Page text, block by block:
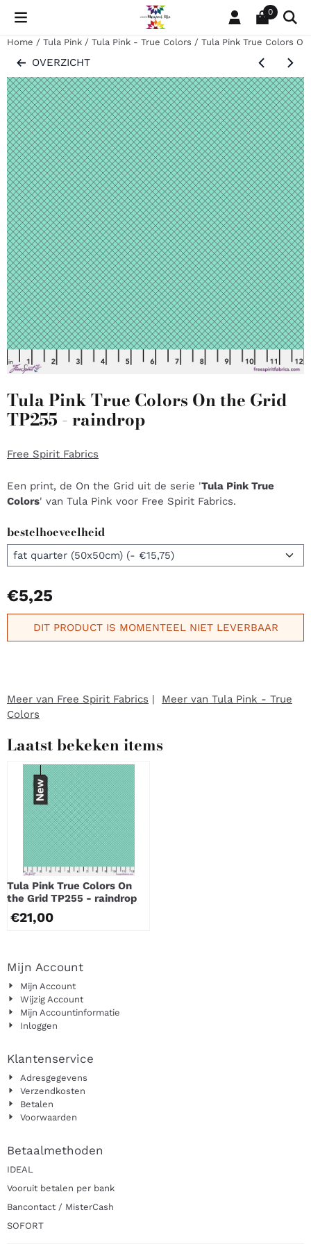
Cookievoorkeuren zijn momenteel gesloten. 0
Home / Tula Pink / Tula Pink - True Colors / Tula Pink True Colors
OVERZICHT
Tula Pink True Colors On the Grid
TP255 - raindrop
Free Spirit Fabrics
Een print, de On the Grid uit de serie 'Tula Pink True
Colors' van Tula Pink voor Free Spirit Fabrics.
bestelhoeveelheid
€5,25
DIT PRODUCT IS MOMENTEEL NIET LEVERBAAR
Meer van Free Spirit Fabrics | Meer van Tula Pink - True
Colors
Laatst bekeken items
Tula Pink True Colors On
the Grid TP255 - raindrop
€21,00
Mijn Account
Mijn Account
Wijzig Account
Mijn Accountinformatie
Inloggen
Klantenservice
Adresgegevens
Verzendkosten
Betalen
Voorwaarden
Betaalmethoden
IDEAL
Vooruit betalen per bank
Bancontact / MisterCash
SOFORT